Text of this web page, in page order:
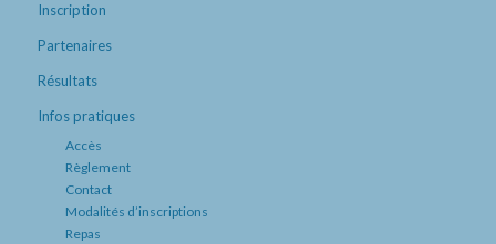
Inscription
Partenaires
Résultats
Infos pratiques
Accès
Règlement
Contact
Modalités d’inscriptions
Repas